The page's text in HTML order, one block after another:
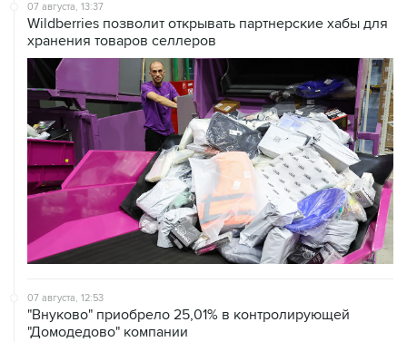
07 августа, 13:37
Wildberries позволит открывать партнерские хабы для
хранения товаров селлеров
07 августа, 12:53
"Внуково" приобрело 25,01% в контролирующей
"Домодедово" компании